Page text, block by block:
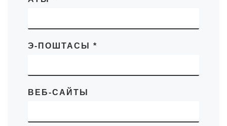
Э-ПОШТАСЫ *
ВЕБ-САЙТЫ